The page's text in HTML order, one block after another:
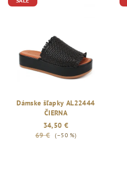
Dámske šľapky AL22444
ČIERNA
34,50 €
69 €
(–50 %)